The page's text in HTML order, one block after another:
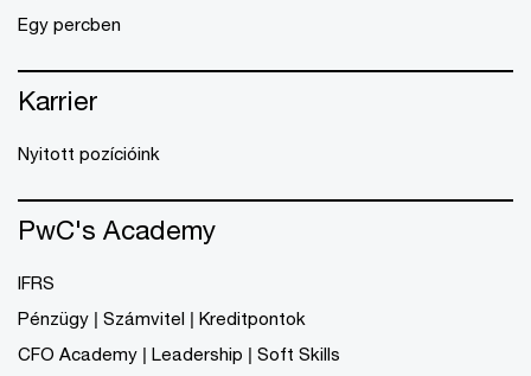
Egy percben
Karrier
Nyitott pozícióink
PwC's Academy
IFRS
Pénzügy | Számvitel | Kreditpontok
CFO Academy | Leadership | Soft Skills